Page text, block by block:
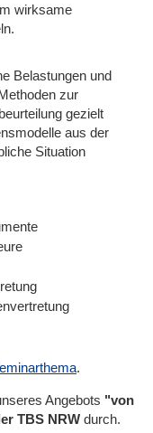
wirksame
Belastungen und
zur
gezielt
aus der
Situation
.
Angebots "von
TBS NRW durch.